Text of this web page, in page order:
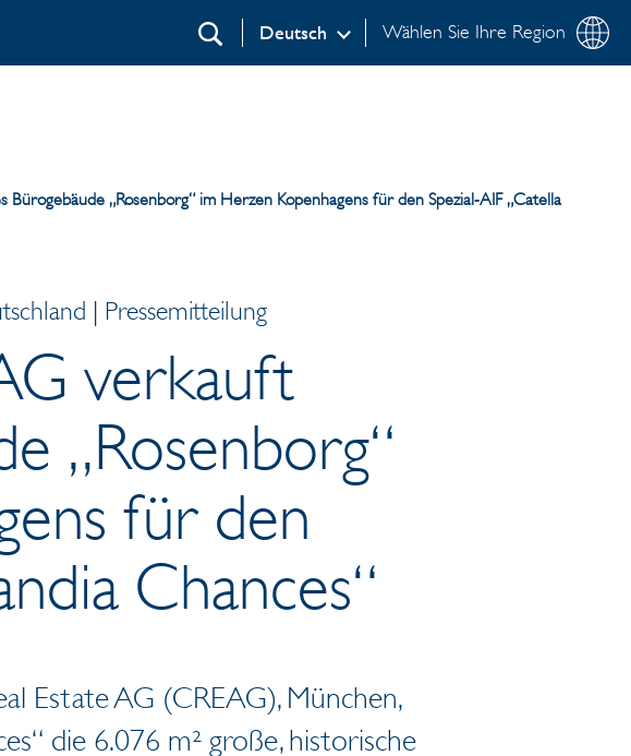
Wählen Sie Ihre Region
Deutsch
Suchen
„Rosenborg“ im Herzen Kopenhagens für den Spezial‐AIF „Catella
| Pressemitteilung
verkauft
„Rosenborg“
für den
Chances“
Estate AG (CREAG), München,
die 6.076 m² große, historische